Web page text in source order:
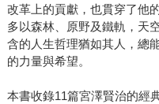
改革上的貢獻，也貫穿了他
多以森林、原野及鐵軌，天
含的人生哲理猶如其人，總
的力量與希望。
本書收錄11篇宮澤賢治的經